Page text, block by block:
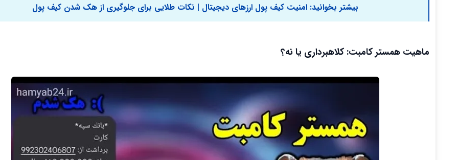
بیشتر بخوانید:امنیت کیف پول ارزهای دیجیتال | نکات طلایی برای جلوگیری از هک شدن کیف پول
ماهیت همستر کامبت: کلاهبرداری یا نه؟